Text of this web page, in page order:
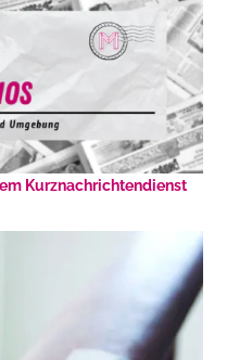
Kurznachrichtendienst